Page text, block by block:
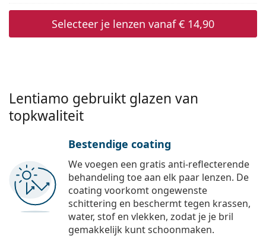
Selecteer je lenzen vanaf€ 14,90
Lentiamo gebruikt glazen van
topkwaliteit
Bestendige coating
We voegen een gratis anti-reflecterende
behandeling toe aan elk paar lenzen. De
coating voorkomt ongewenste
schittering en beschermt tegen krassen,
water, stof en vlekken, zodat je je bril
gemakkelijk kunt schoonmaken.